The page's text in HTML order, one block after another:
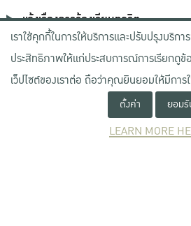
แจ้งเรื่องการร้องเรียนทุจริต
ช่องทางมหาวิทยาลัย
เกษตรศาสตร์
ช่องทางสำนักงาน ป.ป.ช.
ช่องทางสำนักงาน ป.ป.ท.
เราใช้คุกกี้ในการให้บริการและปรับปรุงบริก
ประสิทธิภาพให้แก่ประสบการณ์การเรียก
เว็ปไซต์ของเราต่อ ถือว่าคุณยินยอมให้มีการ
ตั้งค่า ยอม
LEARN MORE